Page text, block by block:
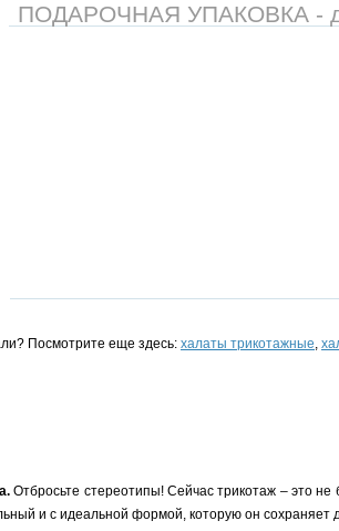
ПОДАРОЧНАЯ УПАКОВКА -
Посмотрите еще здесь: халаты трикотажные,
Отбросьте стереотипы! Сейчас трикотаж – это не
и с идеальной формой, которую он сохраняет